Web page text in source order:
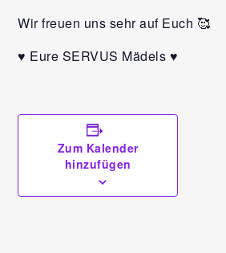
Wir freuen uns sehr auf Euch 🥰
♥️ Eure SERVUS Mädels ♥️
Zum Kalender
hinzufügen